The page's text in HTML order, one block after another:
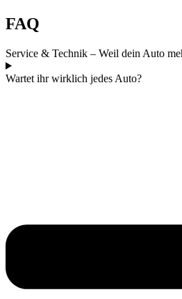
FAQ
Service & Technik – Weil dein Auto
Wartet ihr wirklich jedes Auto?